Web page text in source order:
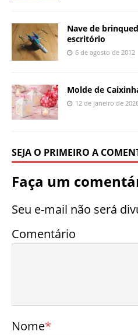
Nave de
escritório
6 de agosto de 2012
Molde de
12 de janeiro de
SEJA O PRIMEIRO A
Faça um
Seu e-mail não será
Comentário
Nome*